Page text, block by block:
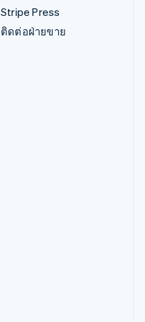
Stripe Press
ติดต่อฝ่ายขาย